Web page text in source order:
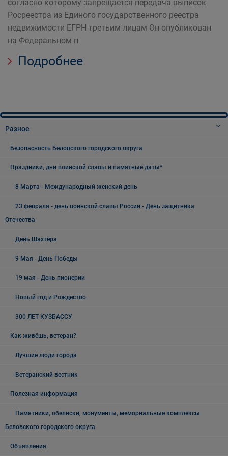
согласно которому запрещается передача выписок
Росреестра из Единого государственного реестра
недвижимости ЕГРН третьим лицам Он опубликован
на Федеральном п
Подробнее
Разное
Безопасность Беловского городского округа
Праздники, дни воинской славы и памятные даты*
8 Марта - Международный женский день
23 февраля - день воинской славы России - День защитника
Отечества
День Шахтёра
9 Мая - День Победы
19 мая - День пионерии
Новый год и Рождество
300 ЛЕТ КУЗБАССУ
Как живёшь, ветеран?
Лучшие люди города
Ветеранский вестник
Полезная информация
Памятники, обелиски, монументы, мемориальные комплексы
Беловского городского округа
Объявления